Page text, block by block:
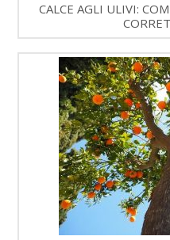
CALCE AGLI ULIVI: